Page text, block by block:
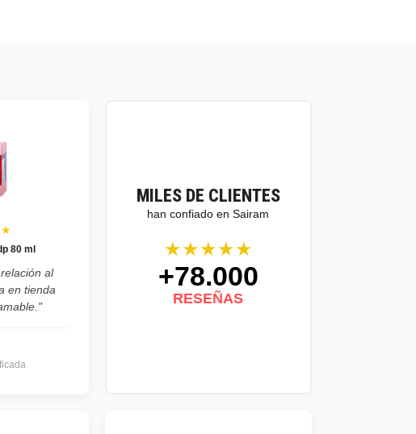
MILES DE CLIENTES
han confiado en Sairam
★★★★★
+78.000
RESEÑAS
80 ml
al
en tienda